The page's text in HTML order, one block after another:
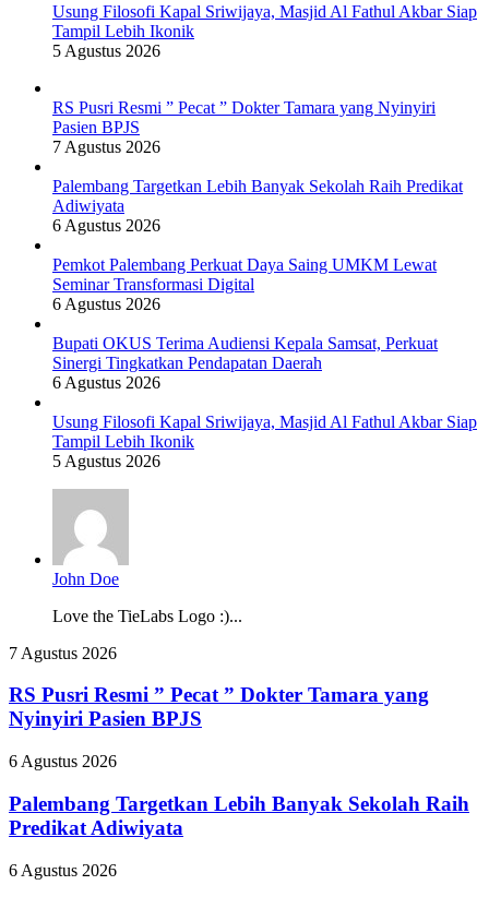
Usung Filosofi Kapal Sriwijaya, Masjid Al Fathul Akbar Siap
Tampil Lebih Ikonik
5 Agustus 2026
RS Pusri Resmi ” Pecat ” Dokter Tamara yang Nyinyiri
Pasien BPJS
7 Agustus 2026
Palembang Targetkan Lebih Banyak Sekolah Raih Predikat
Adiwiyata
6 Agustus 2026
Pemkot Palembang Perkuat Daya Saing UMKM Lewat
Seminar Transformasi Digital
6 Agustus 2026
Bupati OKUS Terima Audiensi Kepala Samsat, Perkuat
Sinergi Tingkatkan Pendapatan Daerah
6 Agustus 2026
Usung Filosofi Kapal Sriwijaya, Masjid Al Fathul Akbar Siap
Tampil Lebih Ikonik
5 Agustus 2026
John Doe
Love the TieLabs Logo :)...
RS
Resmi
”
Pecat
Dokter
yang
Nyinyiri
BPJS
7 Agustus 2026
RS Pusri Resmi ” Pecat ” Dokter Tamara yang
Nyinyiri Pasien BPJS
Palembang
Lebih
Banyak
Sekolah
Predikat
6 Agustus 2026
Palembang Targetkan Lebih Banyak Sekolah Raih
Predikat Adiwiyata
Pemkot
6 Agustus 2026